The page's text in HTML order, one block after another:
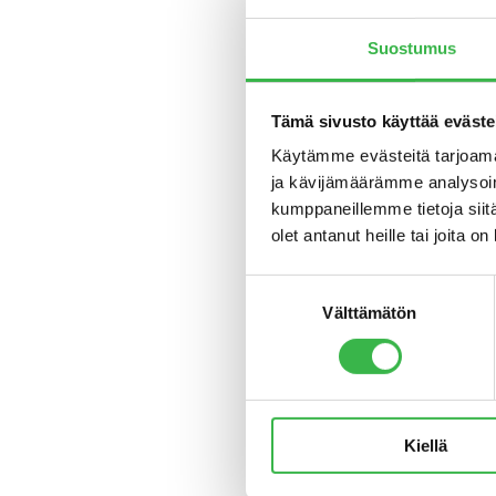
Suostumus
Tämä sivusto käyttää
Käytämme evästeitä
ja kävijämäärämme
kumppaneillemme tietoja
olet antanut heille tai joita
Välttämätön
Kiellä
että yhä
Pro
euroa,
Pro
mallina
–